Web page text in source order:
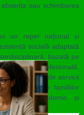
sau schimbarea
un reper național și
socială adaptată
bazată pe
interprofesională.
dezvoltarea de servicii
și ale familiilor
mediul academic și